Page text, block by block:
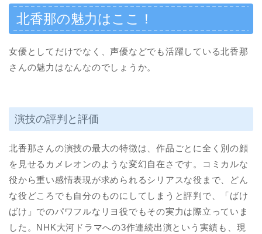
北香那の魅力はここ！
女優としてだけでなく、声優などでも活躍している北香那
さんの魅力はなんなのでしょうか。
演技の評判と評価
北香那さんの演技の最大の特徴は、作品ごとに全く別の顔
を見せるカメレオンのような変幻自在さです。コミカルな
役から重い感情表現が求められるシリアスな役まで、どん
な役どころでも自分のものにしてしまうと評判で、「ばけ
ばけ」でのパワフルなリヨ役でもその実力は際立っていま
した。NHK大河ドラマへの3作連続出演という実績も、現